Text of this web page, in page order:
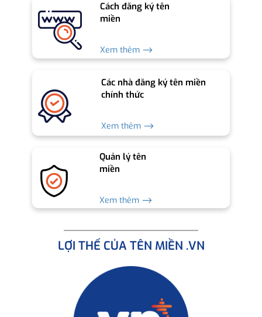
Cách đăng ký tên
miền
Xem thêm ⟶
Các nhà đăng ký tên miền
chính thức
Xem thêm ⟶
Quản lý tên
miền
Xem thêm ⟶
LỢI THẾ CỦA TÊN MIỀN .VN